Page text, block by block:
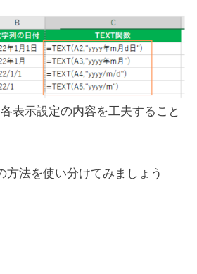
表示設定の内容を工夫すること
方法を使い分けてみましょう